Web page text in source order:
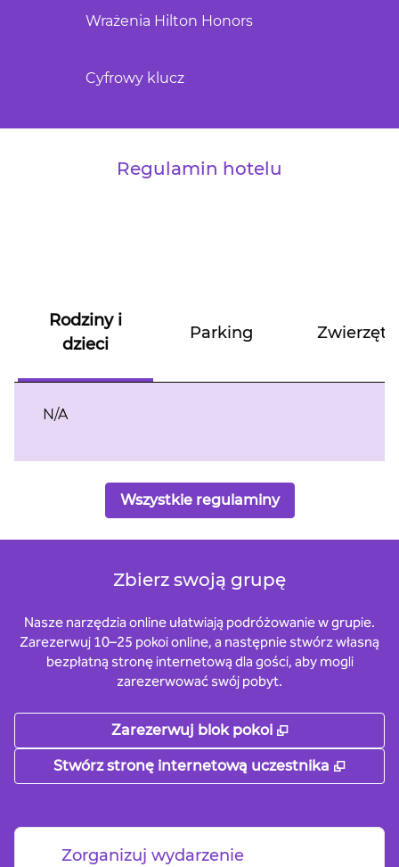
Wrażenia Hilton Honors
Cyfrowy klucz
Regulamin hotelu
Rodziny i
dzieci
Parking Zwierzęta
N/A
Wszystkie regulaminy
Zbierz swoją grupę
Nasze narzędzia online ułatwiają podróżowanie w grupie.
Zarezerwuj 10–25 pokoi online, a następnie stwórz własną
bezpłatną stronę internetową dla gości, aby mogli
zarezerwować swój pobyt.
Zarezerwuj blok pokoi ,
Stwórz stronę internetową uczestnika ,
Zorganizuj wydarzenie